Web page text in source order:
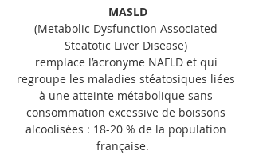
MASLD
(Metabolic Dysfunction Associated
Steatotic Liver Disease)
remplace l’acronyme NAFLD et qui
regroupe les maladies stéatosiques liées
à une atteinte métabolique sans
consommation excessive de boissons
alcoolisées : 18-20 % de la population
française.